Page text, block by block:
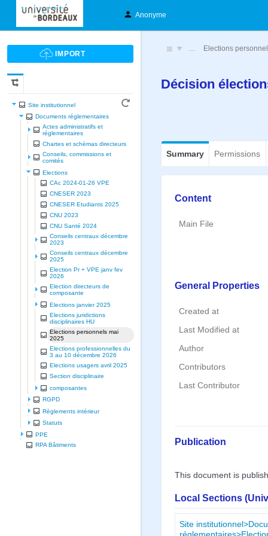
Anonyme
Site institutionnel
Documents réglementaires
Actes administratifs et
réglementaires
Chartes et schèmas directeurs
Conseils, commissions et
comités
Elections
CAc 2024-01-26 VPE
CNESER 2023
CNESER Etudiants 2025
CNU 2023
CNU Santé 2024
Conseils centraux décembre
2023
Conseils centraux décembre
2025
Election Pr + VPE janv fev
2026
Election directeurs de
composante
Elections janvier 2025
Elections juridictions
disciplinaires HU
Elections personnels mai
2025
Elections professionnelles du
3 au 10 décembre 2026
Elections usagers avril 2025
Section disciplinaire
composantes
RGPD
Règlements intérieur
Statuts
PPE
RPA Bâtiments
… Elections
Décision
Summary Permissions
Content
Main File
General Properties
Created at
Last Modified at
Author
Contributors
Last Contributor
Publication
This document is
Local Sections
Site